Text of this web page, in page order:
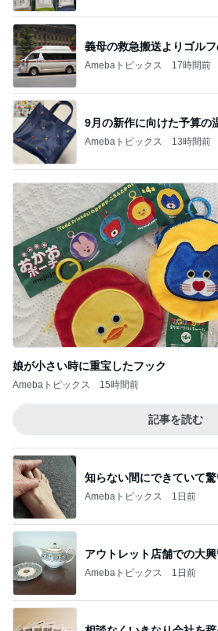
義母の救急搬送よりゴル
Amebaトピックス 17時間前
9月の新作に向けた予算の
Amebaトピックス 13時間前
娘が小さい時に重宝したフック
Amebaトピックス 15時間前
記事を読む
知らない間にできていて
Amebaトピックス 1日前
アウトレット店舗での大
Amebaトピックス 1日前